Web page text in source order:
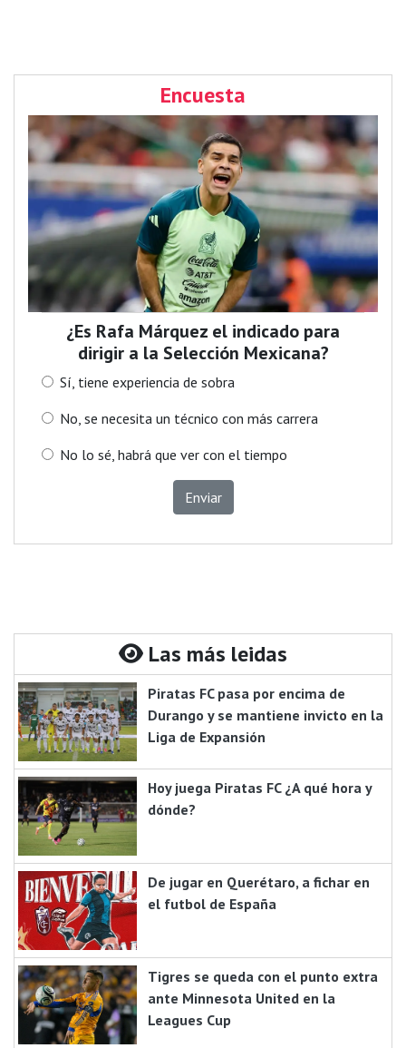
Encuesta
¿Es Rafa Márquez el indicado para
dirigir a la Selección Mexicana?
Sí, tiene experiencia de sobra
No, se necesita un técnico con más carrera
No lo sé, habrá que ver con el tiempo
Enviar
Las más leidas
Piratas FC pasa por encima de
Durango y se mantiene invicto en la
Liga de Expansión
Hoy juega Piratas FC ¿A qué hora y
dónde?
De jugar en Querétaro, a fichar en
el futbol de España
Tigres se queda con el punto extra
ante Minnesota United en la
Leagues Cup